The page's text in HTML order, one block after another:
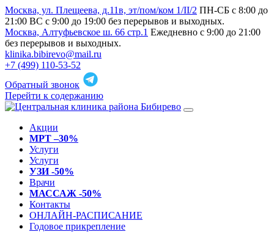
Москва, ул. Плещеева, д.11в, эт/пом/ком 1/II/2 ПН-СБ с 8:00 до
21:00 ВС с 9:00 до 19:00 без перерывов и выходных.
Москва, Алтуфьевское ш. 66 стр.1 Ежедневно с 9:00 до 21:00
без перерывов и выходных.
klinika.bibirevo@mail.ru
+7 (499) 110-53-52
Обратный звонок
Перейти к содержанию
Акции
МРТ –30%
Услуги
Услуги
УЗИ -50%
Врачи
МАССАЖ -50%
Контакты
ОНЛАЙН-РАСПИСАНИЕ
Годовое прикрепление